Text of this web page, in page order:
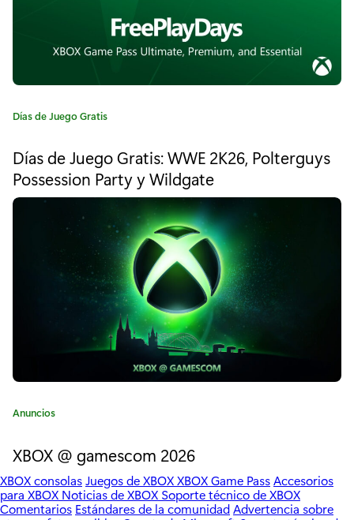
:
W
a
h
a
m
m
e
r
:
V
n
C
e
g
o
Días de Juego Gratis
Días de Juego Gratis: WWE 2K26, Polterguys
Possession Party y Wildgate
C
e
g
o
r
Anuncios
XBOX @ gamescom 2026
XBOX consolasJuegos de XBOXXBOX Game PassAccesorios
para XBOX Noticias de XBOX Soporte técnico de XBOX
Comentarios Estándares de la comunidadAdvertencia sobre